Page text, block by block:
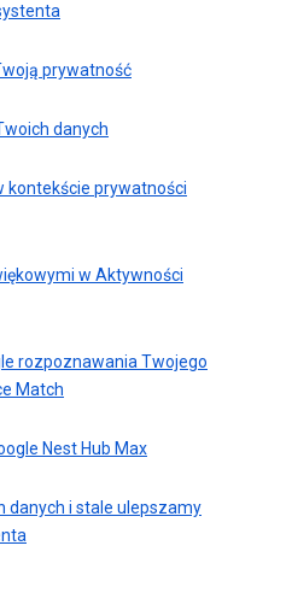
prywatność
danych
kontekście prywatności
w Aktywności
rozpoznawania Twojego
Match
Nest Hub Max
danych i stale ulepszamy